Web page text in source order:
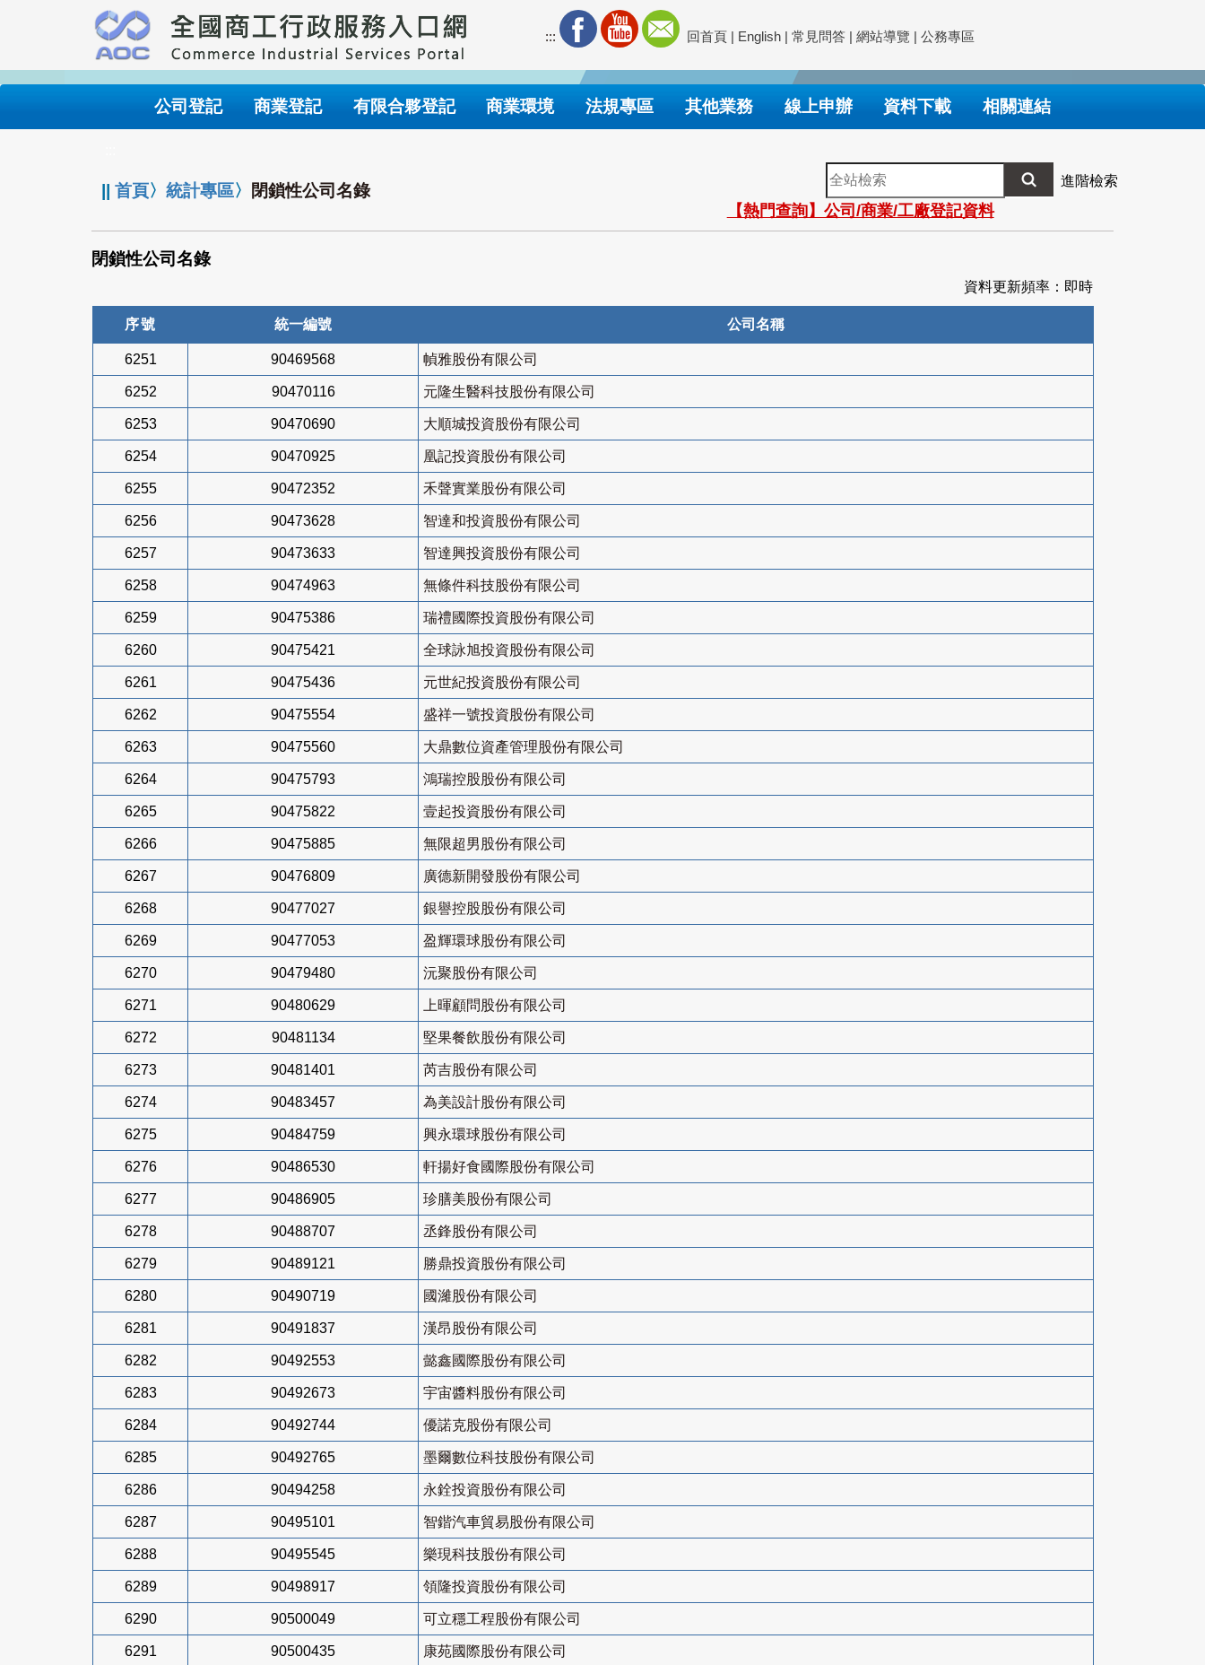
要
內
::: 回首頁 | English | 常見問答 | 網站導覽 | 公務專區
公司登記 商業登記 有限合夥登記 商業環境 法規專區 其他業務 線上申辦 資料下載 相關連結
||首頁〉統計專區〉 閉鎖性公司名錄
全
站
檢
索
進階檢索
【熱門查詢】公司/商業/工廠登記資料
閉鎖性公司名錄
資料更新頻率：即時
序號 統一編號 公司名稱
6251 90469568 幀雅股份有限公司
6252 90470116 元隆生醫科技股份有限公司
6253 90470690 大順城投資股份有限公司
6254 90470925 凰記投資股份有限公司
6255 90472352 禾聲實業股份有限公司
6256 90473628 智達和投資股份有限公司
6257 90473633 智達興投資股份有限公司
6258 90474963 無條件科技股份有限公司
6259 90475386 瑞禮國際投資股份有限公司
6260 90475421 全球詠旭投資股份有限公司
6261 90475436 元世紀投資股份有限公司
6262 90475554 盛祥一號投資股份有限公司
6263 90475560 大鼎數位資產管理股份有限公司
6264 90475793 鴻瑞控股股份有限公司
6265 90475822 壹起投資股份有限公司
6266 90475885 無限超男股份有限公司
6267 90476809 廣德新開發股份有限公司
6268 90477027 銀譽控股股份有限公司
6269 90477053 盈輝環球股份有限公司
6270 90479480 沅聚股份有限公司
6271 90480629 上暉顧問股份有限公司
6272 90481134 堅果餐飲股份有限公司
6273 90481401 芮吉股份有限公司
6274 90483457 為美設計股份有限公司
6275 90484759 興永環球股份有限公司
6276 90486530 軒揚好食國際股份有限公司
6277 90486905 珍膳美股份有限公司
6278 90488707 丞鋒股份有限公司
6279 90489121 勝鼎投資股份有限公司
6280 90490719 國濰股份有限公司
6281 90491837 漢昂股份有限公司
6282 90492553 懿鑫國際股份有限公司
6283 90492673 宇宙醬料股份有限公司
6284 90492744 優諾克股份有限公司
6285 90492765 墨爾數位科技股份有限公司
6286 90494258 永銓投資股份有限公司
6287 90495101 智鍇汽車貿易股份有限公司
6288 90495545 樂現科技股份有限公司
6289 90498917 領隆投資股份有限公司
6290 90500049 可立穩工程股份有限公司
6291 90500435 康苑國際股份有限公司